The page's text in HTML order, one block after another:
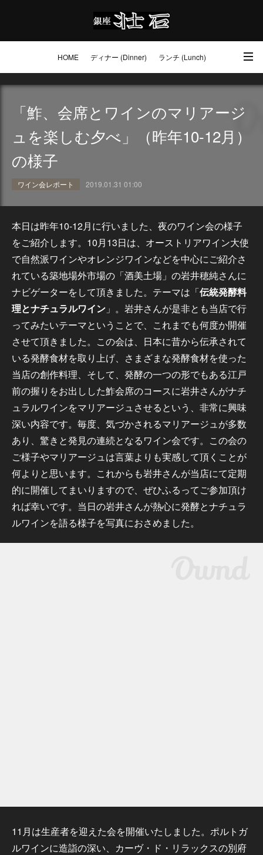
HOME ディナー (Dinner) ランチ (Lunch)
アクセス・ご予約 (Access / Reservations) ワイン (Wine) お土産 (Go to)
壮石の心 (Our Philosophy)
「鮓、会席とワインのマリアージ
ュを楽しむ夕べ」（昨年10-12月）
の様子
ワイン会レポート 2019.01.31 01:00
本日は昨年10-12月に行いました、夜のワイン会の様子
をご紹介します。10月13日は、オーストリアワイン大使
で自然派ワインやオレンジワインなどを中心にご紹介さ
れている築地場外市場の「酒美土場」の岩井穂純さんに
ナビゲーターをして頂きました。テーマは「伝統発酵料
理とナチュラルワイン 」。岩井さんが是非とも当店で行
ってみたいテーマということで、これまでも何度か開催
させて頂きました。この会は、日本に昔から伝承されて
いる発酵食材を取り上げ、さまざまな発酵食材を使った
当店の創作料理、そして、発酵の一つの形でもある江戸
前の握りをお出しした鮓会席のコースに岩井さんがナチ
ュラルワインをマリアージュさせるという、非常に興味
深い内容です。毎度、気づかされるマリアージュが多数
あり、驚きと発見の連続となるワイン会です。この会の
ご様子やマリアージュは言葉よりも実感して頂くことが
何よりと思います。これからも岩井さんが当店にて定期
的に開催してまいりますので、ぜひふるってご参加頂け
れば幸いです。当日の岩井さんが熱心に発酵とナチュラ
ルワインを語る様子を写真におさめました。
11月は生産者を迎えた会を開催いたしました。ポルトガ
ルワインに造詣の深い、カーヴ・ド・リラックスの別府